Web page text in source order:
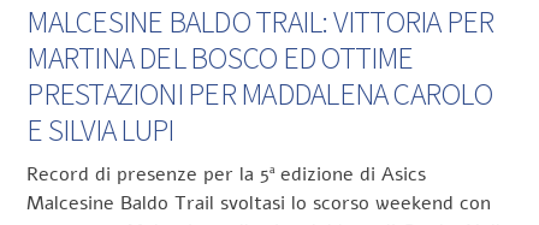
MALCESINE BALDO TRAIL: VITTORIA PER
MARTINA DEL BOSCO ED OTTIME
PRESTAZIONI PER MADDALENA CAROLO
E SILVIA LUPI
Record di presenze per la 5ª edizione di Asics
Malcesine Baldo Trail svoltasi lo scorso weekend con